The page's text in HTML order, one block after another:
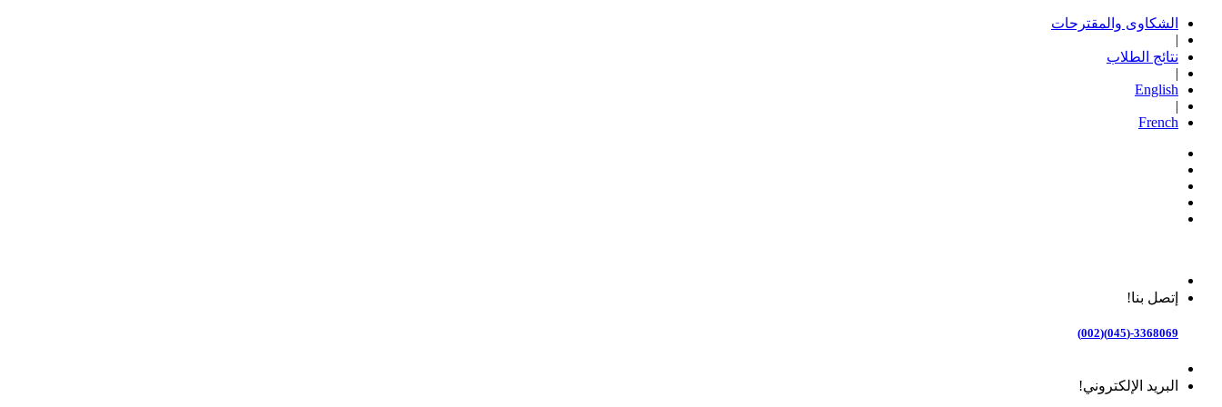
الشكاوى والمقترحات
|
نتائج الطلاب
|
English
|
French
إتصل بنا!
3368069-(045)(002)
البريد الإلكتروني!